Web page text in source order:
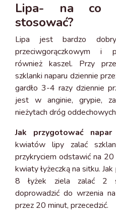
Lipa- na co
stosować?
Lipa jest bardzo
przeciwgorączkowym i
również kaszel. Przy
szklanki naparu dziennie
gardło 3-4 razy dziennie
jest w anginie, grypie,
nieżytach dróg
Jak przygotować
kwiatów lipy zalać
przykryciem odstawić na 20
kwiaty łyżeczką na sitku.
8 łyżek ziela zalać 2
doprowadzić do wrzenia
przez 20 minut, przecedzić.